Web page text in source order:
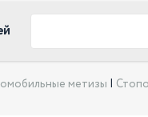
метизы |